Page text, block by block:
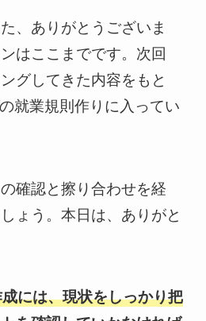
、ありがとうございま
はここまでです。次回
グしてきた内容をもと
就業規則作りに入ってい
確認と擦り合わせを経
ょう。本日は、ありがと
には、現状をしっかり把